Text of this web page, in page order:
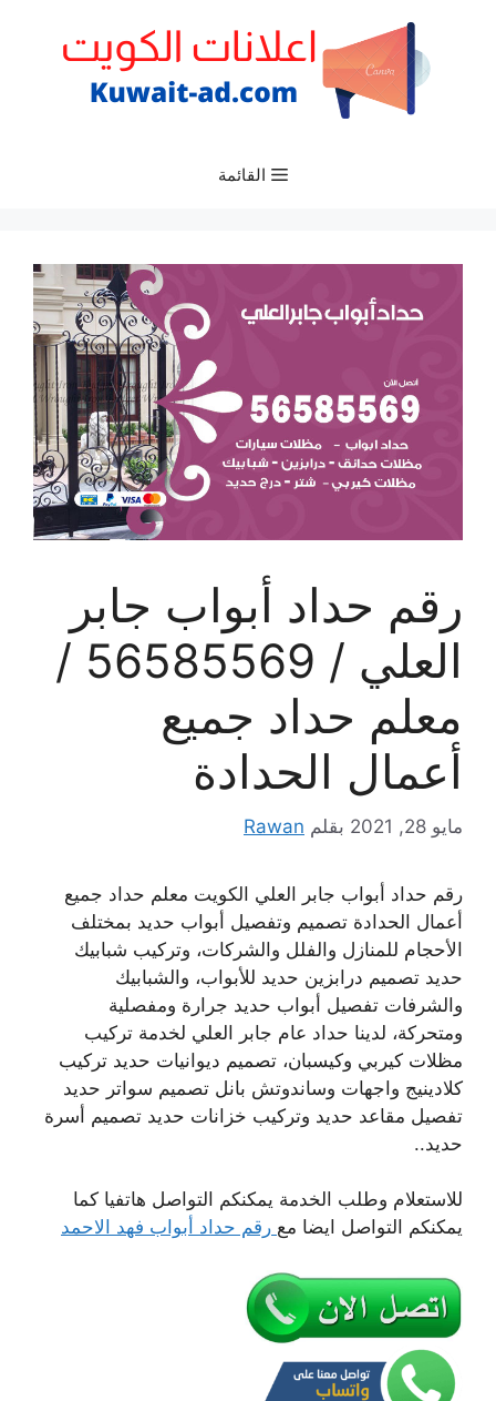
القائمة
رقم حداد أبواب جابر
العلي / 56585569 /
معلم حداد جميع
أعمال الحدادة
مايو 28, 2021 بقلم Rawan
رقم حداد أبواب جابر العلي الكويت معلم حداد جميع
أعمال الحدادة تصميم وتفصيل أبواب حديد بمختلف
الأحجام للمنازل والفلل والشركات، وتركيب شبابيك
حديد تصميم درابزين حديد للأبواب، والشبابيك
والشرفات تفصيل أبواب حديد جرارة ومفصلية
ومتحركة، لدينا حداد عام جابر العلي لخدمة تركيب
مظلات كيربي وكيسبان، تصميم ديوانيات حديد تركيب
كلادينيج واجهات وساندوتش بانل تصميم سواتر حديد
تفصيل مقاعد حديد وتركيب خزانات حديد تصميم أسرة
حديد..
للاستعلام وطلب الخدمة يمكنكم التواصل هاتفيا كما
يمكنكم التواصل ايضا مع رقم حداد أبواب فهد الاحمد